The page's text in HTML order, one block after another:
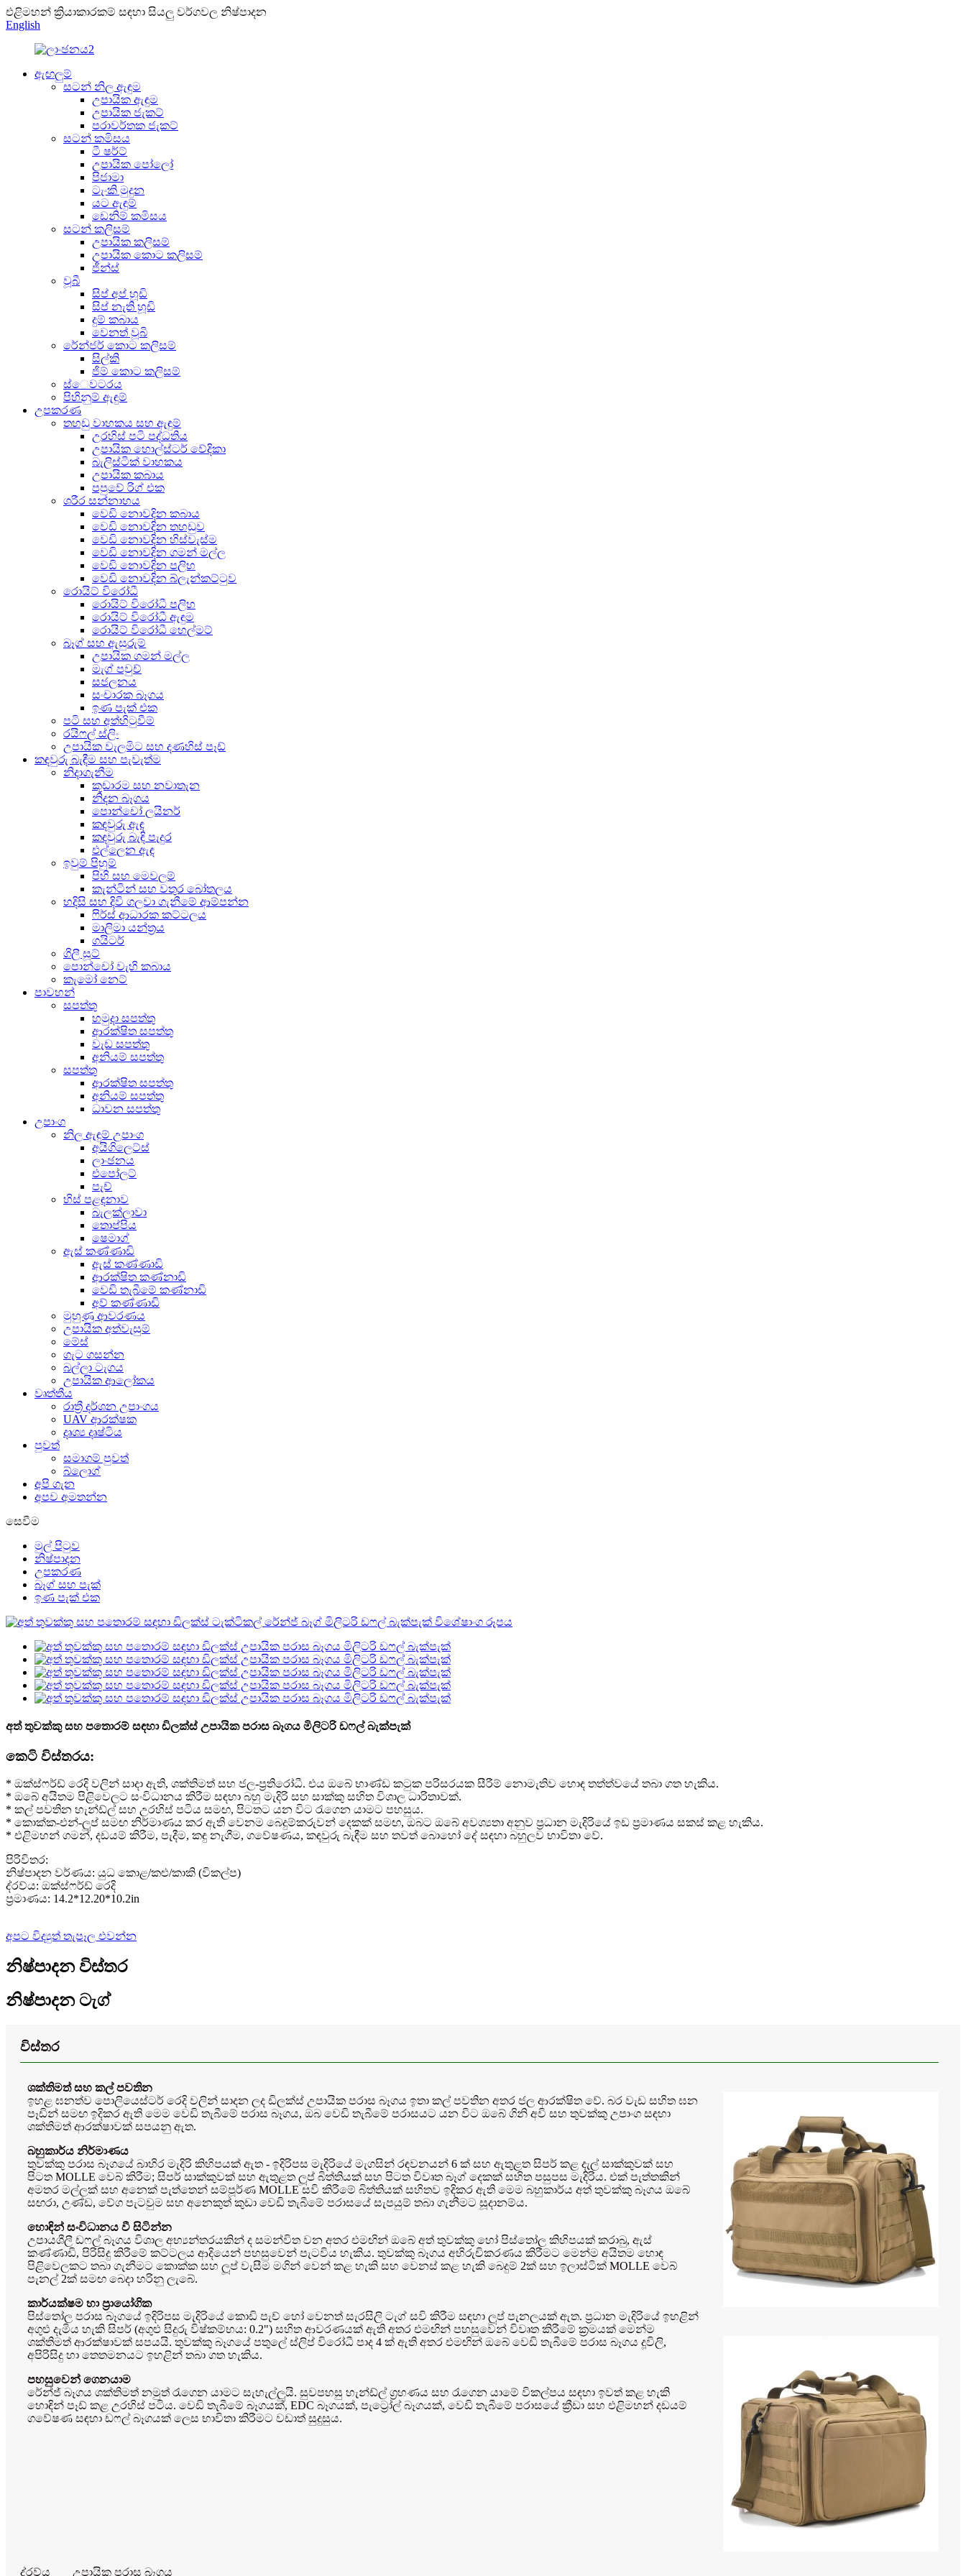
එළිමහන් ක්‍රියාකාරකම් සඳහා සියලු වර්ගවල නිෂ්පාදන
English
ඇඟලුම්
සටන් නිල ඇඳුම
උපායික ඇඳුම
උපායික ජැකට්
පරාවර්තක ජැකට්
සටන් කමිසය
ටී ෂර්ට්
උපායික පෝලෝ
පිජාමා
ටැංකි මුදුන
යට ඇඳුම්
ඩෙනිම් කමිසය
සටන් කලිසම්
උපායික කලිසම්
උපායික කොට කලිසම්
ජීන්ස්
වූබී
සිප් අප් හූඩි
සිප් නැති හූඩි
දුම් කබාය
වෙනත් වූබි
රේන්ජර් කොට කලිසම්
සිල්කි
ජිම් කොට කලිසම්
ස්ෙවටරය
පිහිනුම් ඇඳුම්
උපකරණ
තහඩු වාහකය සහ ඇඳුම්
උරහිස් පටි පද්ධතිය
උපායික හොල්ස්ටර් වේදිකා
බැලිස්ටික් වාහකය
උපායික කබාය
පපුවේ රිග් එක
ශරීර සන්නාහය
වෙඩි නොවදින කබාය
වෙඩි නොවදින තහඩුව
වෙඩි නොවදින හිස්වැස්ම
වෙඩි නොවදින ගමන් මල්ල
වෙඩි නොවදින පලිහ
වෙඩි නොවදින බ්ලැන්කට්ටුව
රොයිට් විරෝධී
රොයිට් විරෝධී පලිහ
රොයිට් විරෝධී ඇඳුම
රොයිට් විරෝධී හෙල්මට්
බෑග් සහ ඇසුරුම්
උපායික ගමන් මල්ල
මැග් පවුච්
සජලනය
සංචාරක බෑගය
ඉණ පැක් එක
පටි සහ අත්හිටුවීම්
රයිෆල් ස්ලිං
උපායික වැලමිට සහ දණහිස් පෑඩ්
කඳවුරු බැඳීම සහ පැවැත්ම
නිදාගැනීම
කූඩාරම සහ නවාතැන
නිදන බෑගය
පොන්චෝ ලයිනර්
කඳවුරු ඇඳ
කඳවුරු බැඳි පැදුර
එල්ලෙන ඇඳ
ඉවුම් පිහුම්
පිහි සහ මෙවලම්
කැන්ටින් සහ වතුර බෝතලය
හදිසි සහ දිවි ගලවා ගැනීමේ ආම්පන්න
ෆිර්ස් ආධාරක කට්ටලය
මාලිමා යන්ත්‍රය
ගයිටර්
ගිලී සූට්
පොන්චෝ වැහි කබාය
කැමෝ නෙට්
පාවහන්
සපත්තු
හමුදා සපත්තු
ආරක්ෂිත සපත්තු
වැඩ සපත්තු
අනියම් සපත්තු
සපත්තු
ආරක්ෂිත සපත්තු
අනියම් සපත්තු
ධාවන සපත්තු
උපාංග
නිල ඇඳුම් උපාංග
අයිගිලෙට්ස්
ලාංඡනය
එපෝලට්
පැච්
හිස් පළඳනාව
බැලක්ලාවා
තොප්පිය
ෂෙමාග්
ඇස් කණ්ණාඩි
ඇස් කණ්ණාඩි
ආරක්ෂිත කණ්නාඩි
වෙඩි තැබීමේ කණ්නාඩි
අව් කණ්ණාඩි
මුහුණු ආවරණය
උපායික අත්වැසුම්
මේස්
ගැට ගසන්න
බල්ලා ටැගය
උපායික ආලෝකය
වෘත්තීය
රාත්‍රී දර්ශන උපාංගය
UAV ආරක්ෂක
දෘශ්‍ය දෘෂ්ටිය
පුවත්
සමාගම් පුවත්
බ්ලොග්
අපි ගැන
අපව අමතන්න
සෙවීම
මුල් පිටුව
නිෂ්පාදන
උපකරණ
බෑග් සහ පැක්
ඉණ පැක් එක
අත් තුවක්කු සහ පතොරම් සඳහා ඩිලක්ස් උපායික පරාස බෑගය මිලිටරි ඩෆල් බැක්පැක්
කෙටි විස්තරය:
* ඔක්ස්ෆර්ඩ් රෙදි වලින් සාදා ඇති, ශක්තිමත් සහ ජල-ප්‍රතිරෝධී. එය ඔබේ භාණ්ඩ කටුක පරිසරයක සීරීම් නොමැතිව හොඳ තත්ත්වයේ තබා ගත හැකිය.
* ඔබේ අයිතම පිළිවෙලට සංවිධානය කිරීම සඳහා බහු මැදිරි සහ සාක්කු සහිත විශාල ධාරිතාවක්.
* කල් පවතින හැන්ඩ්ල් සහ උරහිස් පටිය සමඟ, පිටතට යන විට රැගෙන යාමට පහසුය.
* කොක්ක-එන්-ලූප් සමඟ නිර්මාණය කර ඇති වෙනම බෙදුම්කරුවන් දෙකක් සමඟ, ඔබට ඔබේ අවශ්‍යතා අනුව ප්‍රධාන මැදිරියේ ඉඩ ප්‍රමාණය සකස් කළ හැකිය.
* එළිමහන් ගමන්, දඩයම් කිරීම, පැදීම, කඳු නැගීම, ගවේෂණය, කඳවුරු බැඳීම සහ තවත් බොහෝ දේ සඳහා බහුලව භාවිතා වේ.
පිරිවිතර:
නිෂ්පාදන වර්ණය: යුධ කොළ/කළු/කාකි (විකල්ප)
ද්රව්ය: ඔක්ස්ෆර්ඩ් රෙදි
ප්‍රමාණය: 14.2*12.20*10.2in
අපට විද්‍යුත් තැපෑල එවන්න
නිෂ්පාදන විස්තර
නිෂ්පාදන ටැග්
විස්තර
ශක්තිමත් සහ කල් පවතින
ඉහළ ඝනත්ව පොලියෙස්ටර් රෙදි වලින් සාදන ලද ඩිලක්ස් උපායික පරාස බෑගය ඉතා කල් පවතින අතර ජල ආරක්ෂිත වේ. බර වැඩ සහිත ඝන
පෑඩින් සමඟ ඉදිකර ඇති මෙම වෙඩි තැබීමේ පරාස බෑගය, ඔබ වෙඩි තැබීමේ පරාසයට යන විට ඔබේ ගිනි අවි සහ තුවක්කු උපාංග සඳහා
ශක්තිමත් ආරක්ෂාවක් සපයනු ඇත.
බහුකාර්ය නිර්මාණය
තුවක්කු පරාස බෑගයේ බාහිර මැදිරි කිහිපයක් ඇත - ඉදිරිපස මැදිරියේ මැගසින් රඳවනයන් 6 ක් සහ ඇතුළත සිපර් කළ දැල් සාක්කුවක් සහ
පිටත MOLLE වෙබ් කිරීම; සිපර් සාක්කුවක් සහ ඇතුළත ලූප් බිත්තියක් සහ පිටත විවෘත බෑග් දෙකක් සහිත පසුපස මැදිරිය. එක් පැත්තකින්
අමතර මල්ලක් සහ අනෙක් පැත්තෙන් සම්පූර්ණ MOLLE සවි කිරීමේ බිත්තියක් සහිතව ඉදිකර ඇති මෙම බහුකාර්ය අත් තුවක්කු බෑගය ඔබේ
සඟරා, උණ්ඩ, වේග පැටවුම සහ අනෙකුත් කුඩා වෙඩි තැබීමේ පරාසයේ සැපයුම් තබා ගැනීමට සූදානම්ය.
හොඳින් සංවිධානය වී සිටින්න
උපායශීලී ඩෆල් බෑගය විශාල අභ්‍යන්තරයකින් ද සමන්විත වන අතර එමඟින් ඔබේ අත් තුවක්කු හෝ පිස්තෝල කිහිපයක් කරාබු, ඇස්
කණ්ණාඩි, පිරිසිදු කිරීමේ කට්ටලය ආදියෙන් පහසුවෙන් පැටවිය හැකිය. තුවක්කු බෑගය අභිරුචිකරණය කිරීමට මෙන්ම අයිතම හොඳ
පිළිවෙලකට තබා ගැනීමට කොක්ක සහ ලූප් වැසීම මගින් වෙන් කළ හැකි සහ වෙනස් කළ හැකි බෙදුම් 2ක් සහ ඉලාස්ටික් MOLLE වෙබ්
පැනල් 2ක් සමඟ බෙදා හරිනු ලැබේ.
කාර්යක්ෂම හා ප්‍රායෝගික
පිස්තෝල පරාස බෑගයේ ඉදිරිපස මැදිරියේ කොඩි පැච් හෝ වෙනත් සැරසිලි ටැග් සවි කිරීම සඳහා ලූප් පැනලයක් ඇත. ප්‍රධාන මැදිරියේ ඉහළින්
අගුළු දැමිය හැකි සිපර් (අගුළු සිදුරු විෂ්කම්භය: 0.2") සහිත ආවරණයක් ඇති අතර එමඟින් පහසුවෙන් විවෘත කිරීමේ ක්‍රමයක් මෙන්ම
ශක්තිමත් ආරක්ෂාවක් සපයයි. තුවක්කු බෑගයේ පතුලේ ස්ලිප් විරෝධී පාද 4 ක් ඇති අතර එමඟින් ඔබේ වෙඩි තැබීමේ පරාස බෑගය දූවිලි,
අපිරිසිදු හා තෙතමනයට ඉහළින් තබා ගත හැකිය.
පහසුවෙන් ගෙනයාම
රේන්ජ් බෑගය ශක්තිමත් නමුත් රැගෙන යාමට සැහැල්ලුයි. සුවපහසු හැන්ඩ්ල් ග්‍රහණය සහ රැගෙන යාමේ විකල්පය සඳහා ඉවත් කළ හැකි
හොඳින් පෑඩ් කළ උරහිස් පටිය. වෙඩි තැබීමේ බෑගයක්, EDC බෑගයක්, පැට්‍රෝල් බෑගයක්, වෙඩි තැබීමේ පරාසයේ ක්‍රීඩා සහ එළිමහන් දඩයම්
ගවේෂණ සඳහා ඩෆල් බෑගයක් ලෙස භාවිතා කිරීමට වඩාත් සුදුසුය.
ද්රව්ය උපායික පරාස බෑගය